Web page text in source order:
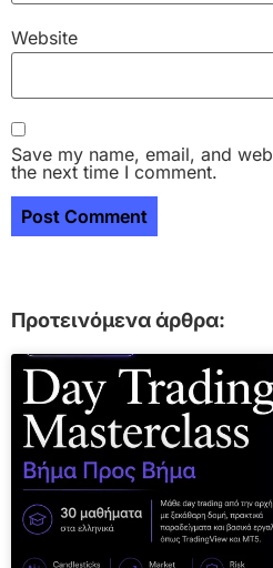
Website
Save my name, email, and
the next time I comment.
Προτεινόμενα άρθρα: